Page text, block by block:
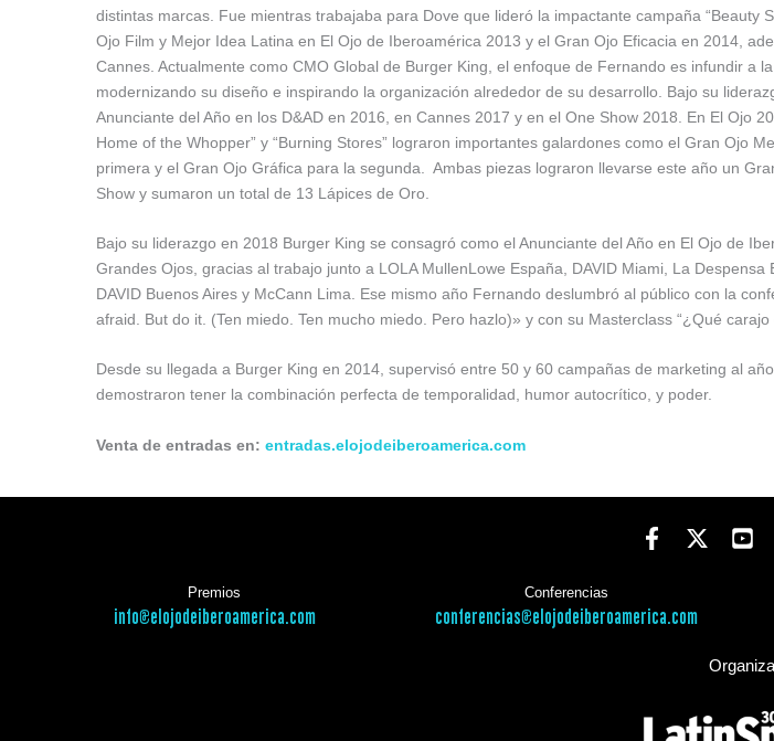
distintas marcas. Fue mientras trabajaba para Dove que lideró la impactante campaña “Beauty
Ojo Film y Mejor Idea Latina en El Ojo de Iberoamérica 2013 y el Gran Ojo Eficacia en 2014,
Cannes. Actualmente como CMO Global de Burger King, el enfoque de Fernando es infundir a
modernizando su diseño e inspirando la organización alrededor de su desarrollo. Bajo su
Anunciante del Año en los D&AD en 2016, en Cannes 2017 y en el One Show 2018. En El Ojo
Home of the Whopper” y “Burning Stores” lograron importantes galardones como el Gran Ojo
primera y el Gran Ojo Gráfica para la segunda. Ambas piezas lograron llevarse este año un
Show y sumaron un total de 13 Lápices de Oro.
Bajo su liderazgo en 2018 Burger King se consagró como el Anunciante del Año en El Ojo de
Grandes Ojos, gracias al trabajo junto a LOLA MullenLowe España, DAVID Miami, La Despensa
DAVID Buenos Aires y McCann Lima. Ese mismo año Fernando deslumbró al público con la
afraid. But do it. (Ten miedo. Ten mucho miedo. Pero hazlo)» y con su Masterclass “¿Qué carajo
Desde su llegada a Burger King en 2014, supervisó entre 50 y 60 campañas de marketing al
demostraron tener la combinación perfecta de temporalidad, humor autocrítico, y poder.
Venta de entradas en: entradas.elojodeiberoamerica.com
Premios
info@elojodeiberoamerica.com
Conferencias
conferencias@elojodeiberoamerica.com
Organiza